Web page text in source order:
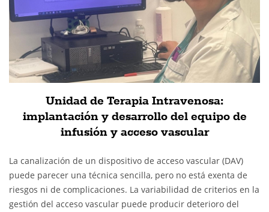
Unidad de Terapia Intravenosa:
implantación y desarrollo del equipo de
infusión y acceso vascular
La canalización de un dispositivo de acceso vascular (DAV)
puede parecer una técnica sencilla, pero no está exenta de
riesgos ni de complicaciones. La variabilidad de criterios en la
gestión del acceso vascular puede producir deterioro del